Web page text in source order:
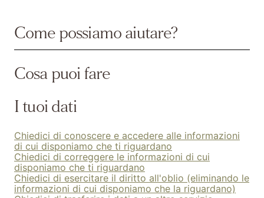
Come possiamo aiutare?
Cosa puoi fare
I tuoi dati
Chiedici di conoscere e accedere alle informazioni
di cui disponiamo che ti riguardano
Chiedici di correggere le informazioni di cui
disponiamo che ti riguardano
Chiedici di esercitare il diritto all'oblio (eliminando le
informazioni di cui disponiamo che la riguardano)